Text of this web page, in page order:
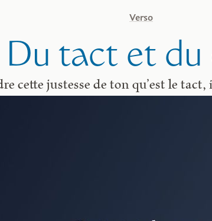
Verso
Du tact et du
cette justesse de ton qu’est le